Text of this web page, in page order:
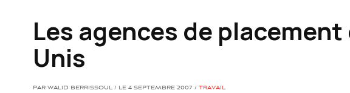
Les agences de
Unis
PAR WALID BERRISSOUL / LE 4 SEPTEMBRE 2007 / TRAVAIL